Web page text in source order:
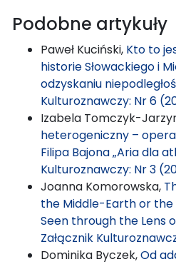
Podobne artykuły
Paweł Kuciński, Kto to
historie Słowackiego i
odzyskaniu
Kulturoznawczy: Nr 6
Izabela Tomczyk-
heterogeniczny –
Filipa Bajona „Aria dla
Kulturoznawczy: Nr 3
Joanna Komorowska,
the Middle-Earth or the
Seen through the Lens
Załącznik
Dominika Byczek,Od